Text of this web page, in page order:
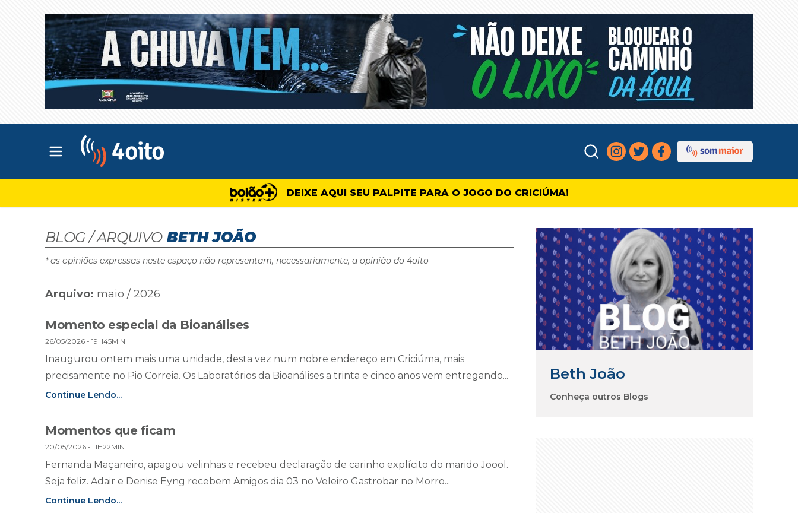
Abrir menu principal
DEIXE AQUI SEU PALPITE PARA O JOGO DO CRICIÚMA!
BLOG / ARQUIVO BETH JOÃO
* as opiniões expressas neste espaço não representam, necessariamente, a opinião do 4oito
Arquivo: maio / 2026
Momento especial da Bioanálises
26/05/2026 - 19H45MIN
Inaugurou ontem mais uma unidade, desta vez num nobre endereço em Criciúma, mais
precisamente no Pio Correia. Os Laboratórios da Bioanálises a trinta e cinco anos vem entregando...
Continue Lendo...
Momentos que ficam
20/05/2026 - 11H22MIN
Fernanda Maçaneiro, apagou velinhas e recebeu declaração de carinho explícito do marido Joool.
Seja feliz. Adair e Denise Eyng recebem Amigos dia 03 no Veleiro Gastrobar no Morro...
Continue Lendo...
Beth João
Conheça outros Blogs